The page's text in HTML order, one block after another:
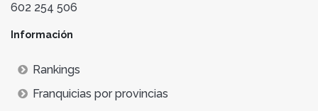
602 254 506
Información
Rankings
Franquicias por provincias